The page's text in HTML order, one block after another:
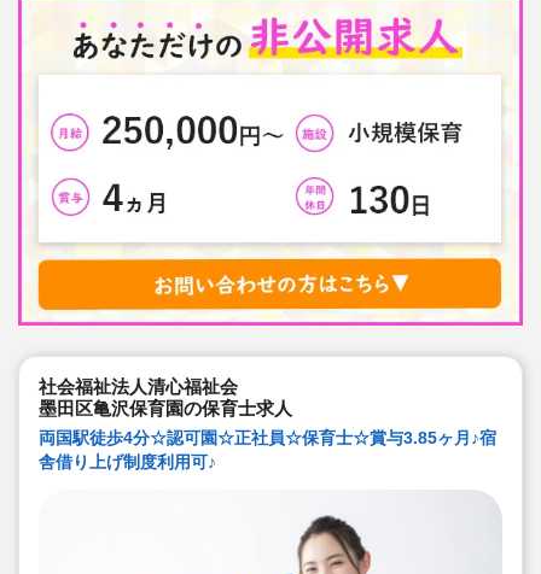
社会福祉法人清心福祉会
墨田区亀沢保育園の保育士求人
両国駅徒歩4分☆認可園☆正社員☆保育士☆賞与3.85ヶ月♪宿
舎借り上げ制度利用可♪